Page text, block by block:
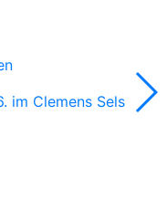
im Clemens Sels